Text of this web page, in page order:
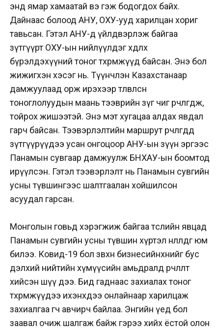
энд ямар хамаатай вэ гэж бодогдох байх.
Дайнаас болоод АНУ, ОХУ-ууд харилцан хориг
тавьсан. Гэтэл АНУ-д үйлдвэрлэж байгаа
зүтгүүрт ОХУ-ын нийлүүлдэг хөдлөх
бүрэлдэхүүний тоног төхөөрөмжүүд байсан. Энэ бол
жижигхэн хэсэг нь. Түүнчлэн Казахстанаар
дамжуулаад орж ирэхээр төлөвлөсөн
тоноглолуудын маань тээврийн зүг чиг өөрчлөгдөж,
тойрох жишээтэй. Энэ мэт хугацаа алдах явдал
гарч байсан. Тээвэрлэлтийн маршрут өөрчлөгдөөд
зүтгүүрүүдээ усан онгоцоор АНУ-ын зүүн эргээс
Панамын сувгаар дамжуулж БНХАУ-ын боомтод
ирүүлсэн. Гэтэл тээвэрлэлт нь Панамын сувгийн
усны түвшингээс шалтгаалан хойшилсон
асуудал гарсан.
Монголын говьд хэрэгжиж байгаа төслийн явцад
Панамын сувгийн усны түвшин хүртэл нөлөөлдөг юм
билээ. Ковид-19 бол зөвхөн бизнесийнхнийг бус
дэлхий нийтийн хүмүүсийн амьдралд өөрчлөлт
хийсэн шүү дээ. Бид гаднаас захиалах тоног
төхөөрөмжүүдээ ихэнхдээ онлайнаар харилцаж
захиалгаа өгч авчирч байлаа. Энгийн үед бол
заавал очиж шалгаж байж гэрээ хийх ёстой олон